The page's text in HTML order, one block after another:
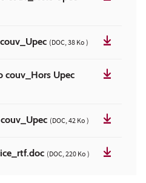
(DOC, 38 Ko )
couv_Hors Upec
(DOC, 42 Ko )
(DOC, 220 Ko )